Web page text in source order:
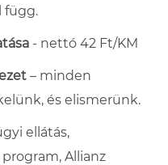
függ.
- nettó 42 Ft/KM
– minden
és elismerünk.
ellátás,
Allianz